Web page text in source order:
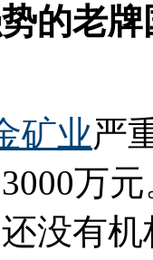
的老
矿业严
万
没有